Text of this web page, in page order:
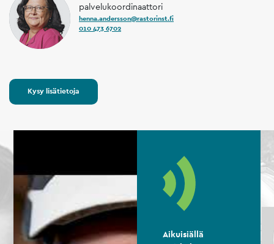
palvelukoordinaattori
henna.andersson@rastorinst.fi
010 473 6702
Kysy lisätietoja
Aikuisiällä